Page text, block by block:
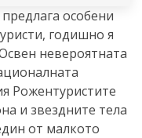
особени
годишно я
невероятната
Рожентуристите
и звездните тела
от малкото